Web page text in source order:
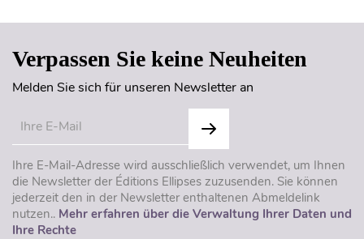
Verpassen Sie keine Neuheiten
Melden Sie sich für unseren Newsletter an
Ihre E-Mail-Adresse wird ausschließlich verwendet, um Ihnen
die Newsletter der Éditions Ellipses zuzusenden. Sie können
jederzeit den in der Newsletter enthaltenen Abmeldelink
nutzen.. Mehr erfahren über die Verwaltung Ihrer Daten und
Ihre Rechte